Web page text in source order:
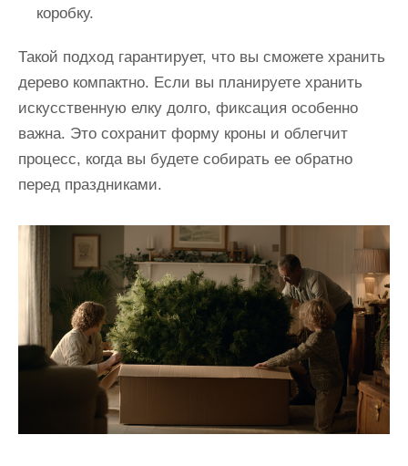
коробку.
Такой подход гарантирует, что вы сможете хранить
дерево компактно. Если вы планируете хранить
искусственную елку долго, фиксация особенно
важна. Это сохранит форму кроны и облегчит
процесс, когда вы будете собирать ее обратно
перед праздниками.